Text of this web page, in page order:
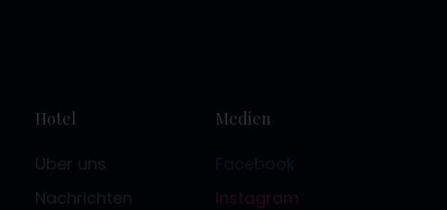
Hotel
Über uns
Nachrichten
Medien
Facebook
Instagram